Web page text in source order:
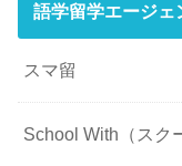
語学留学エージェ
スマ留
School With（スク